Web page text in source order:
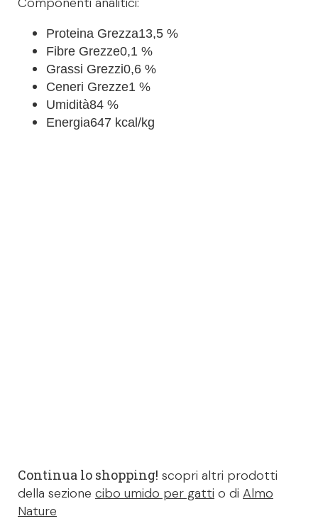
Proteina Grezza13,5 %
Fibre Grezze0,1 %
Grassi Grezzi0,6 %
Ceneri Grezze1 %
Umidità84 %
Energia647 kcal/kg
Continua lo shopping! scopri altri prodotti
della sezione cibo umido per gatti o di Almo
Nature